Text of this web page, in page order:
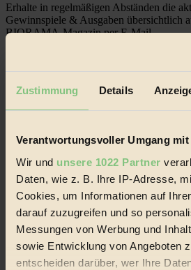
Zustimmung Details
Verantwortungsvoller Umgang mit
Wir und unsere 1022 Partner
Daten, wie z. B. Ihre IP-Adresse,
Cookies, um Informationen auf
darauf zuzugreifen und so
Messungen von Werbung und
sowie Entwicklung von Angeboten
entscheiden darüber, wer Ihre
Erhalte in regelmäßigen Abständen die
Gewinnspiele & Ausgaben übersichtlich
BIORAMA-Magazin per E-Mail.
Jetzt eintragen:
© 2026 Biorama GmbH
Impressum & Disclaimer
Datenschutz
Mediadaten
Biorama steht für einen nachhaltigen
Lebenswandel. Es ist eine moderne